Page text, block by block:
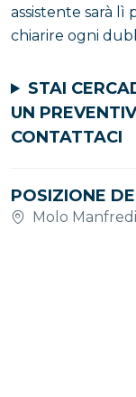
assistente sarà lì
chiarire ogni
STAI
UN
CONTATTACI
POSIZIONE
Molo